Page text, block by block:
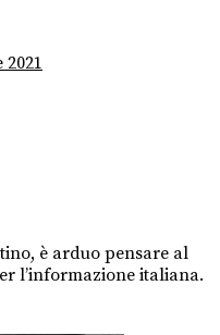
2021
è arduo pensare al
l’informazione italiana.